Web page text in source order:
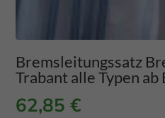
Bremsleitungssatz
Trabant alle Typen ab
62,85€